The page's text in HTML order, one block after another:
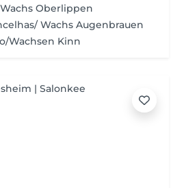
Oberlippen
Wachs Augenbrauen
Wachsen Kinn